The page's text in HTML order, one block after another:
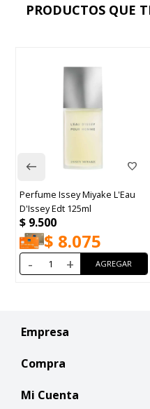
PRODUCTOS QUE
Perfume Issey Miyake L'Eau
D'Issey Edt 125ml
$ 9.500
$ 8.075
- +
Empresa
Compra
Mi Cuenta